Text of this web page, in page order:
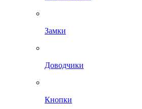
Замки
Доводчики
Кнопки